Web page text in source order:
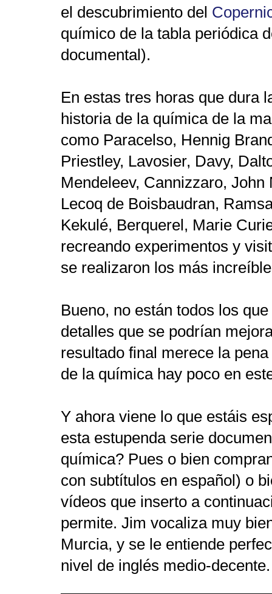
el descubrimiento del
químico de la tabla periódica
documental).
En estas tres horas que dura
historia de la química de la
como Paracelso, Hennig
Priestley, Lavosier, Davy,
Mendeleev, Cannizzaro,
Lecoq de Boisbaudran,
Kekulé, Berquerel, Marie
recreando experimentos y
se realizaron los más
Bueno, no están todos los
detalles que se podrían
resultado final merece la
de la química hay poco en
Y ahora viene lo que estáis
esta estupenda serie
química? Pues o bien
con subtítulos en español) o
vídeos que inserto a
permite. Jim vocaliza muy
Murcia, y se le entiende
nivel de inglés medio-decente.